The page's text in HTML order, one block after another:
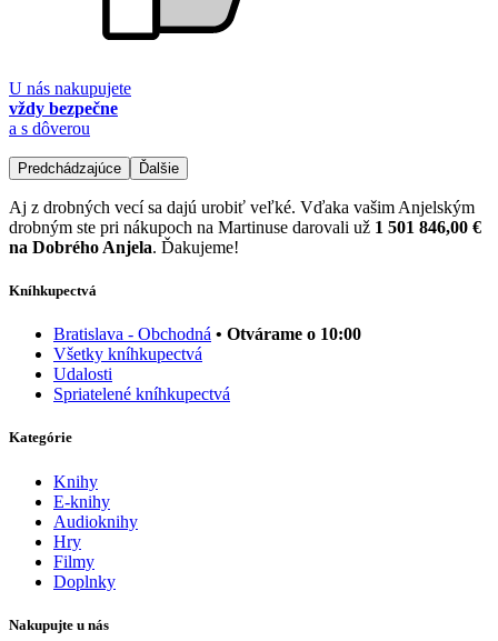
U nás nakupujete
vždy bezpečne
a s dôverou
Predchádzajúce Ďalšie
Aj z drobných vecí sa dajú urobiť veľké. Vďaka vašim Anjelským
drobným ste pri nákupoch na Martinuse darovali už 1 501 846,00 €
na Dobrého Anjela. Ďakujeme!
Kníhkupectvá
Bratislava - Obchodná • Otvárame o 10:00
Všetky kníhkupectvá
Udalosti
Spriatelené kníhkupectvá
Kategórie
Knihy
E-knihy
Audioknihy
Hry
Filmy
Doplnky
Nakupujte u nás